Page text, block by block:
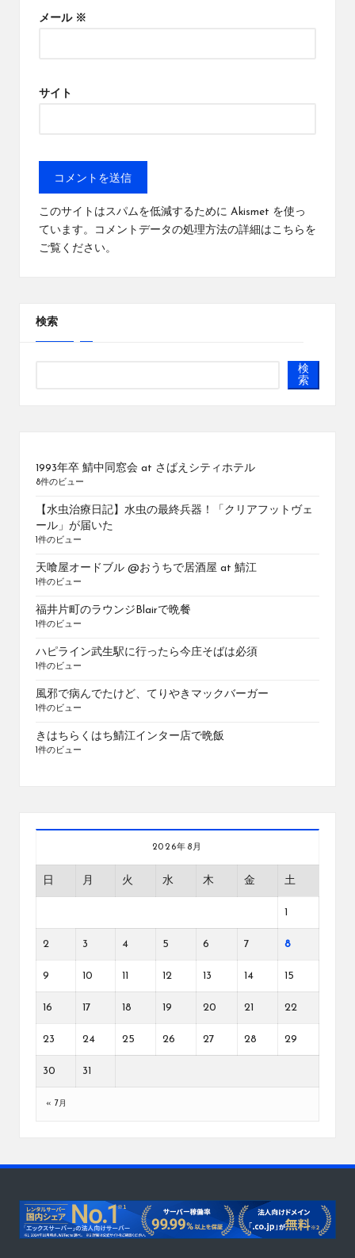
メール ※
サイト
このサイトはスパムを低減するために Akismet を使っ
ています。
コメントデータの処理方法の詳細はこちらを
ご覧ください。
検索
検
索
1993年卒 鯖中同窓会 at さばえシティホテル
8件のビュー
【水虫治療日記】水虫の最終兵器！「クリアフットヴェ
ール」が届いた
1件のビュー
天喰屋オードブル @おうちで居酒屋 at 鯖江
1件のビュー
福井片町のラウンジBlairで晩餐
1件のビュー
ハピライン武生駅に行ったら今庄そばは必須
1件のビュー
風邪で病んでたけど、てりやきマックバーガー
1件のビュー
きはちらくはち鯖江インター店で晩飯
1件のビュー
2026年8月
日 月 火 水 木 金 土
2 3 4 5 6 7 8
9 10 12 13 14 15
16 17 18 19 20 21 22
23 24 25 26 27 28 29
30 31
« 7月